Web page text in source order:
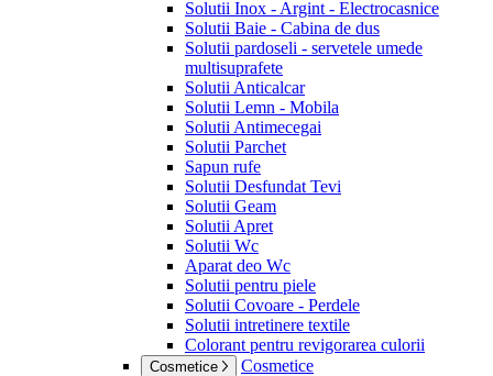
Solutii Inox - Argint - Electrocasnice
Solutii Baie - Cabina de dus
Solutii pardoseli - servetele umede
multisuprafete
Solutii Anticalcar
Solutii Lemn - Mobila
Solutii Antimecegai
Solutii Parchet
Sapun rufe
Solutii Desfundat Tevi
Solutii Geam
Solutii Apret
Solutii Wc
Aparat deo Wc
Solutii pentru piele
Solutii Covoare - Perdele
Solutii intretinere textile
Colorant pentru revigorarea culorii
Cosmetice Cosmetice